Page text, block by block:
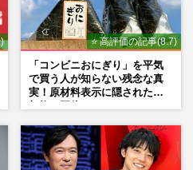
⭐ 高評価の記事(8.7)
「コンビニおにぎり」を平気
で買う人が知らない残念な真
実！原材料表示に隠された添